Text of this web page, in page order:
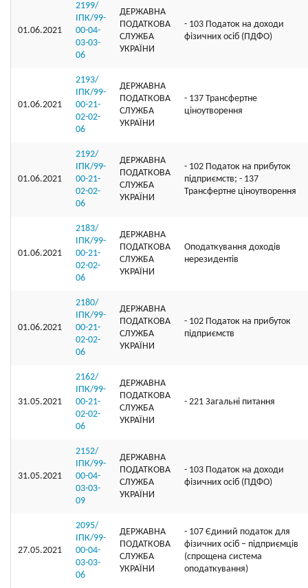
01.06.2021
2199/
ІПК/99-
00-04-
03-03-
06
ДЕРЖАВНА
ПОДАТКОВА
СЛУЖБА
УКРАЇНИ
- 103 Податок на доходи
фізичних осіб (ПДФО)
01.06.2021
2193/
ІПК/99-
00-21-
02-02-
06
ДЕРЖАВНА
ПОДАТКОВА
СЛУЖБА
УКРАЇНИ
- 137 Трансфертне
ціноутворення
01.06.2021
2192/
ІПК/99-
00-21-
02-02-
06
ДЕРЖАВНА
ПОДАТКОВА
СЛУЖБА
УКРАЇНИ
- 102 Податок на прибуток
підприємств; - 137
Трансфертне ціноутворення
01.06.2021
2183/
ІПК/99-
00-21-
02-02-
06
ДЕРЖАВНА
ПОДАТКОВА
СЛУЖБА
УКРАЇНИ
Оподаткування доходів
нерезидентів
01.06.2021
2180/
ІПК/99-
00-21-
02-02-
06
ДЕРЖАВНА
ПОДАТКОВА
СЛУЖБА
УКРАЇНИ
- 102 Податок на прибуток
підприємств
31.05.2021
2162/
ІПК/99-
00-21-
02-02-
06
ДЕРЖАВНА
ПОДАТКОВА
СЛУЖБА
УКРАЇНИ
- 221 Загальні питання
31.05.2021
2152/
ІПК/99-
00-04-
03-03-
09
ДЕРЖАВНА
ПОДАТКОВА
СЛУЖБА
УКРАЇНИ
- 103 Податок на доходи
фізичних осіб (ПДФО)
27.05.2021
2095/
ІПК/99-
00-04-
03-03-
06
ДЕРЖАВНА
ПОДАТКОВА
СЛУЖБА
УКРАЇНИ
- 107 Єдиний податок для
фізичних осіб – підприємців
(спрощена система
оподаткування)